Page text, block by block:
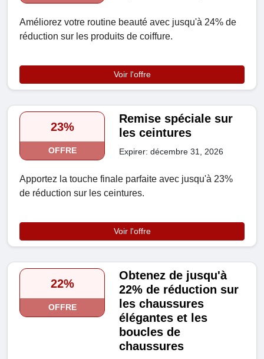
Améliorez votre routine beauté avec jusqu'à 24% de
réduction sur les produits de coiffure.
Voir l'offre
23%
OFFRE
Remise spéciale sur
les ceintures
Expirer: décembre 31, 2026
Apportez la touche finale parfaite avec jusqu'à 23%
de réduction sur les ceintures.
Voir l'offre
22%
OFFRE
Obtenez de jusqu'à
22% de réduction sur
les chaussures
élégantes et les
boucles de
chaussures